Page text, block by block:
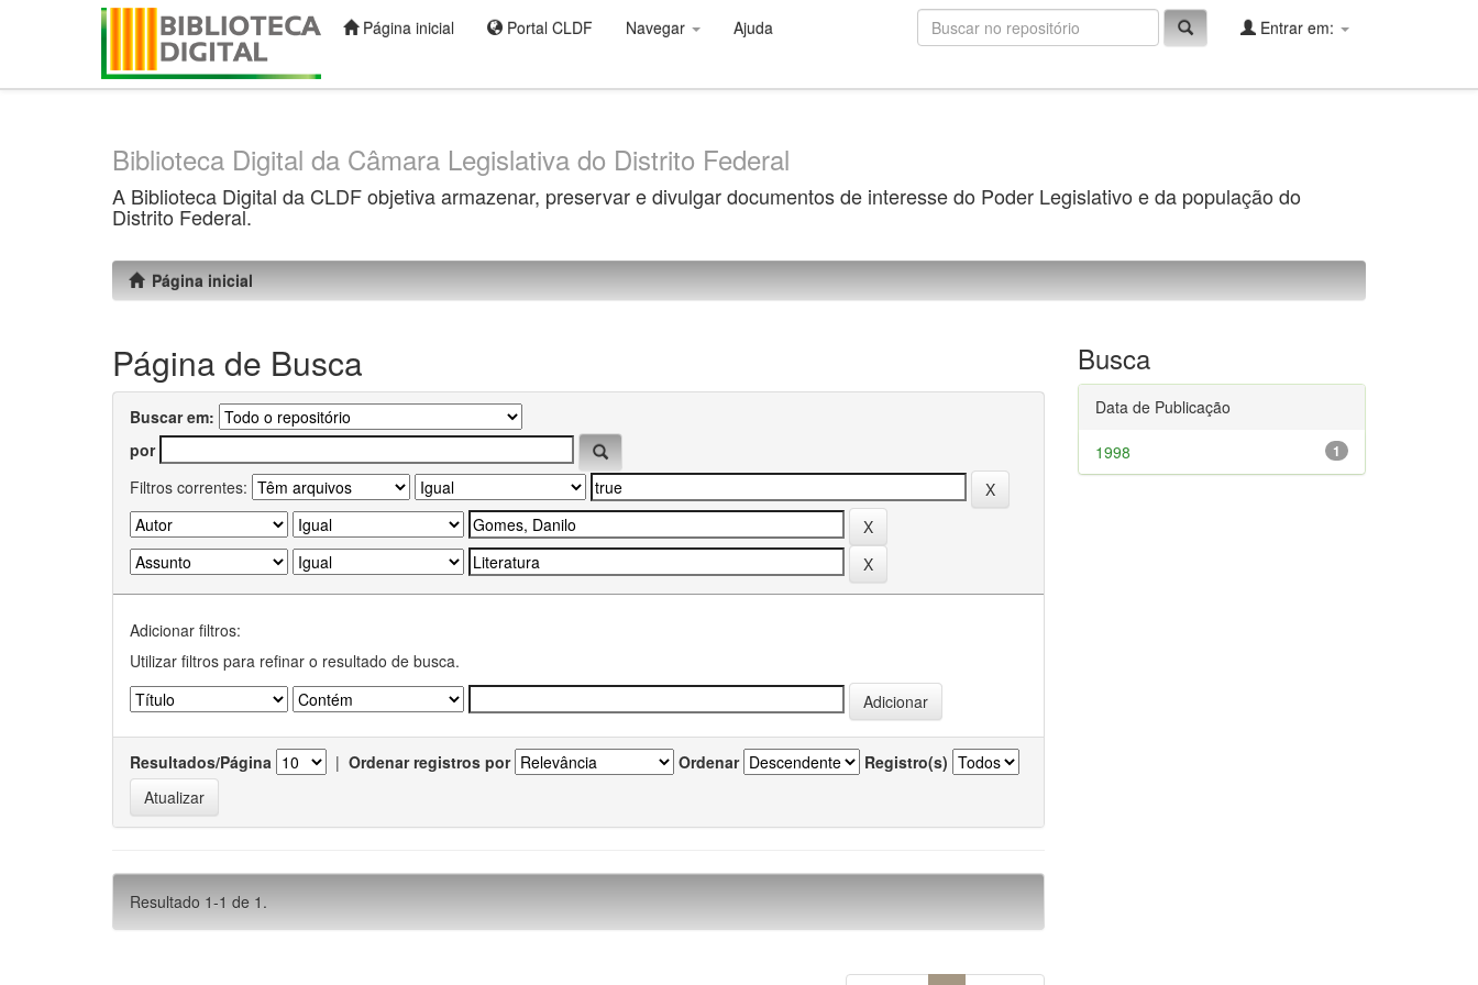
Página inicial Portal CLDF Navegar Ajuda Entrar em:
Biblioteca Digital da Câmara Legislativa do Distrito Federal
A Biblioteca Digital da CLDF objetiva armazenar, preservar e divulgar documentos de interesse do Poder Legislativo e da população do
Distrito Federal.
Página inicial
Página de Busca
Buscar em:
por
Filtros correntes:
Adicionar filtros:
Utilizar filtros para refinar o resultado de busca.
Resultados/Página | Ordenar registros por Ordenar Registro(s)
Resultado 1-1 de 1.
Busca
Data de Publicação
1
1998